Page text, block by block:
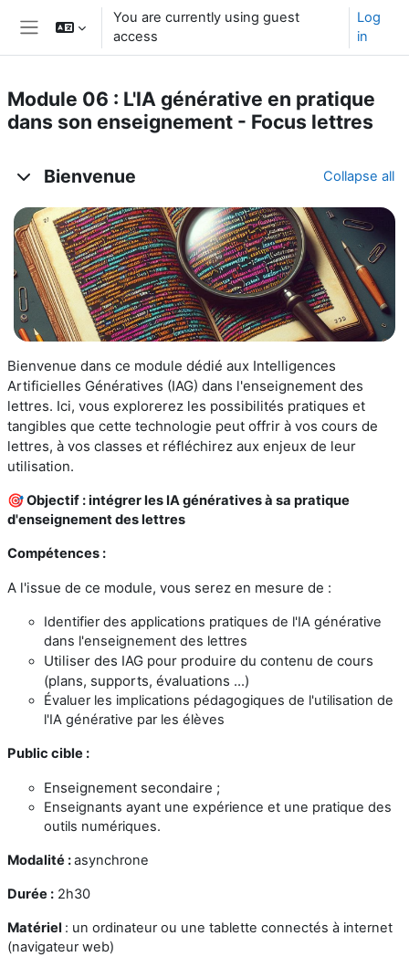
Skip to main content
Side panel
You are currently using guest
access
Log
in
Module 06 : L'IA générative en pratique
dans son enseignement - Focus lettres
Bienvenue Collapse all
Bienvenue dans ce module dédié aux Intelligences
Artificielles Génératives (IAG) dans l'enseignement des
lettres. Ici, vous explorerez les possibilités pratiques et
tangibles que cette technologie peut offrir à vos cours de
lettres, à vos classes et réfléchirez aux enjeux de leur
utilisation.
🎯 Objectif : intégrer les IA génératives à sa pratique
d'enseignement des lettres
Compétences :
A l'issue de ce module, vous serez en mesure de :
Identifier des applications pratiques de l'IA générative
dans l'enseignement des lettres
Utiliser des IAG pour produire du contenu de cours
(plans, supports, évaluations ...)
Évaluer les implications pédagogiques de l'utilisation de
l'IA générative par les élèves
Public cible :
Enseignement secondaire ;
Enseignants ayant une expérience et une pratique des
outils numériques.
Modalité :asynchrone
Durée : 2h30
Matériel : un ordinateur ou une tablette connectés à internet
(navigateur web)